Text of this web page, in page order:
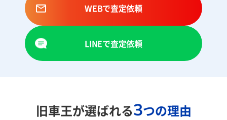
WEBで査定依頼
LINEで査定依頼
旧車王が選ばれる3つの理由